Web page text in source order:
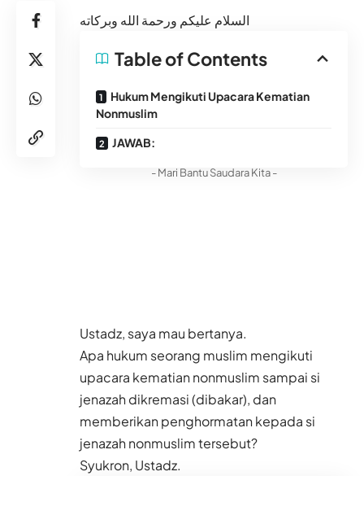
السلام عليكم ورحمة الله وبركاته
Table of Contents
Hukum Mengikuti Upacara Kematian
Nonmuslim
JAWAB:
- Mari Bantu Saudara Kita -
Ustadz, saya mau bertanya.
Apa hukum seorang muslim mengikuti
upacara kematian nonmuslim sampai si
jenazah dikremasi (dibakar), dan
memberikan penghormatan kepada si
jenazah nonmuslim tersebut?
Syukron, Ustadz.